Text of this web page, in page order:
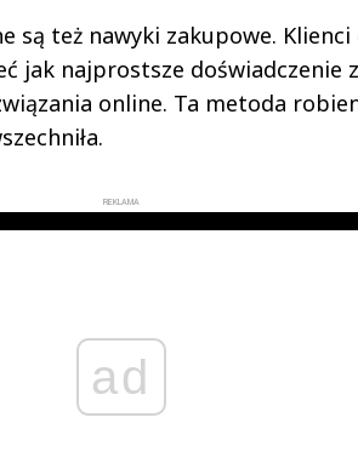
są też nawyki zakupowe.
jak najprostsze doświadczenie
online. Ta metoda
REKLAMA
ad